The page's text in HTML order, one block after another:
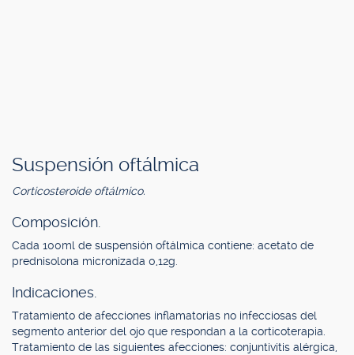
Suspensión oftálmica
Corticosteroide oftálmico.
Composición.
Cada 100ml de suspensión oftálmica contiene: acetato de
prednisolona micronizada 0,12g.
Indicaciones.
Tratamiento de afecciones inflamatorias no infecciosas del
segmento anterior del ojo que respondan a la corticoterapia.
Tratamiento de las siguientes afecciones: conjuntivitis alérgica,